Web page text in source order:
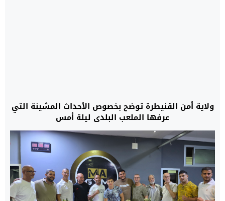
ولاية أمن القنيطرة توضح بخصوص الأحداث المشينة التي
عرفها الملعب البلدي ليلة أمس